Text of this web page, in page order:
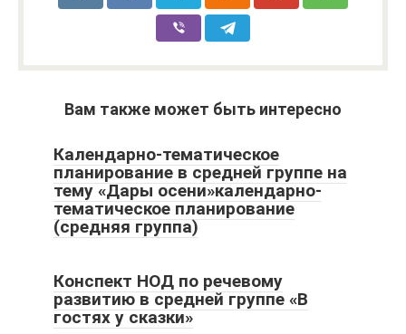
Вам также может быть интересно
Календарно-тематическое
планирование в средней группе на
тему «Дары осени»календарно-
тематическое планирование
(средняя группа)
Конспект НОД по речевому
развитию в средней группе «В
гостях у сказки»